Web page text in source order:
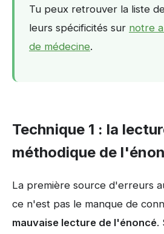
Tu peux retrouver la liste
leurs spécificités sur notre
de médecine.
Technique 1 : la
méthodique de
La première source d'erreurs
ce n'est pas le manque de
mauvaise lecture de l'énoncé.